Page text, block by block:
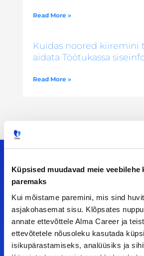
Küpsised muudavad meie veebilehe
paremaks
Kui mõistame paremini, mis sind
asjakohasemat sisu. Klõpsates nuppu
annate ettevõttele Alma Career ja
ettevõtetele nõusoleku kasutada
isikupärastamiseks, analüüsiks ja
Read More »
Kuidas noored kiiremini
aidata Töötukassa
Read More »
Tööelublogi.ee lehelt leiad
kursis tööturu uudistega.
ettepanekuid erinevate
teha koostööd, siis võta meiega